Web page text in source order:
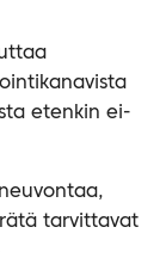
etenkin ei-
tarvittavat